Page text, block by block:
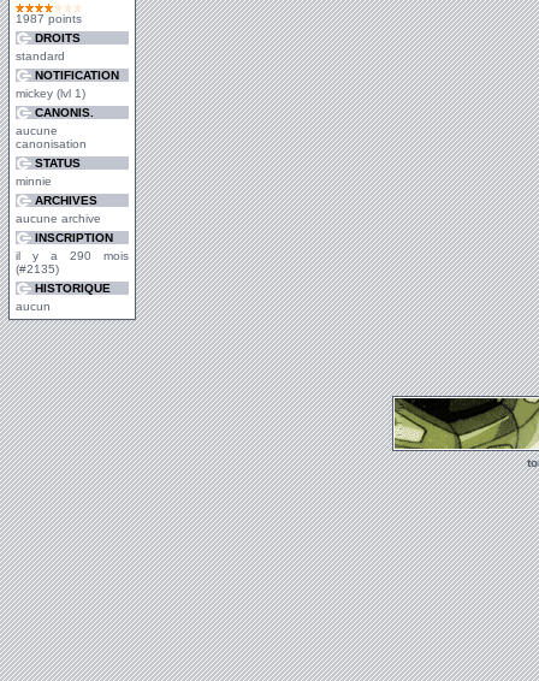
1987 points
DROITS
standard
NOTIFICATION
mickey (lvl 1)
CANONIS.
aucune
canonisation
STATUS
minnie
ARCHIVES
aucune archive
INSCRIPTION
il y a 290 mois
(#2135)
HISTORIQUE
aucun